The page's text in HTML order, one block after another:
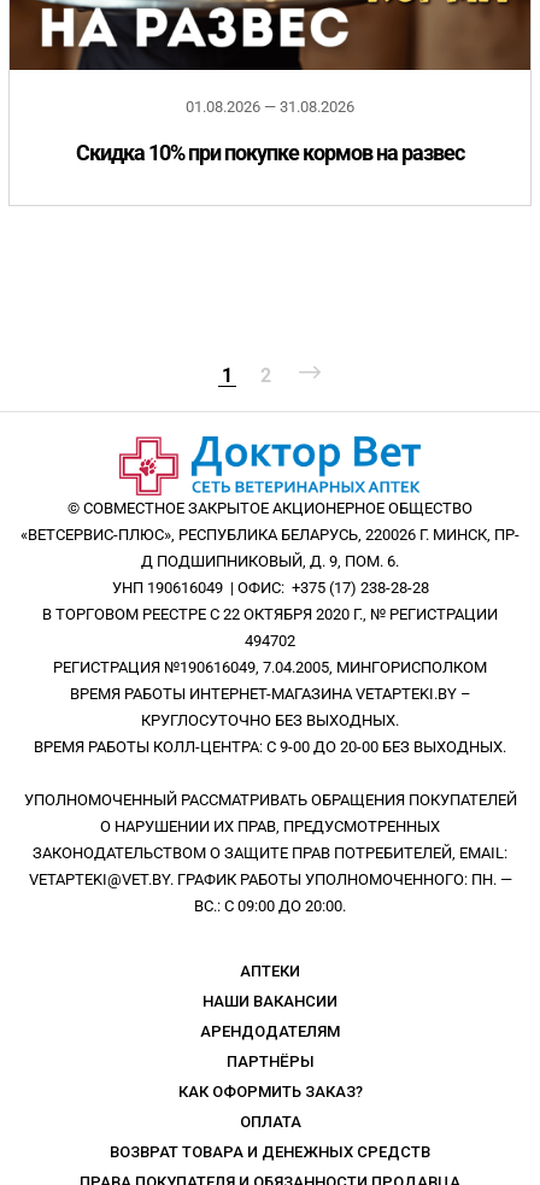
01.08.2026 — 31.08.2026
Скидка 10% при покупке кормов на развес
1 2
© СОВМЕСТНОЕ ЗАКРЫТОЕ АКЦИОНЕРНОЕ ОБЩЕСТВО
«ВЕТСЕРВИС-ПЛЮС», РЕСПУБЛИКА БЕЛАРУСЬ, 220026 Г. МИНСК, ПР-
Д ПОДШИПНИКОВЫЙ, Д. 9, ПОМ. 6.
УНП 190616049 | ОФИС: +375 (17) 238-28-28
В ТОРГОВОМ РЕЕСТРЕ С 22 ОКТЯБРЯ 2020 Г., № РЕГИСТРАЦИИ
494702
РЕГИСТРАЦИЯ №190616049, 7.04.2005, МИНГОРИСПОЛКОМ
ВРЕМЯ РАБОТЫ ИНТЕРНЕТ-МАГАЗИНА VETAPTEKI.BY –
КРУГЛОСУТОЧНО БЕЗ ВЫХОДНЫХ.
ВРЕМЯ РАБОТЫ КОЛЛ-ЦЕНТРА: С 9-00 ДО 20-00 БЕЗ ВЫХОДНЫХ.
УПОЛНОМОЧЕННЫЙ РАССМАТРИВАТЬ ОБРАЩЕНИЯ ПОКУПАТЕЛЕЙ
О НАРУШЕНИИ ИХ ПРАВ, ПРЕДУСМОТРЕННЫХ
ЗАКОНОДАТЕЛЬСТВОМ О ЗАЩИТЕ ПРАВ ПОТРЕБИТЕЛЕЙ, EMAIL:
VETAPTEKI@VET.BY. ГРАФИК РАБОТЫ УПОЛНОМОЧЕННОГО: ПН. —
ВС.: С 09:00 ДО 20:00.
АПТЕКИ
НАШИ ВАКАНСИИ
АРЕНДОДАТЕЛЯМ
ПАРТНЁРЫ
КАК ОФОРМИТЬ ЗАКАЗ?
ОПЛАТА
ВОЗВРАТ ТОВАРА И ДЕНЕЖНЫХ СРЕДСТВ